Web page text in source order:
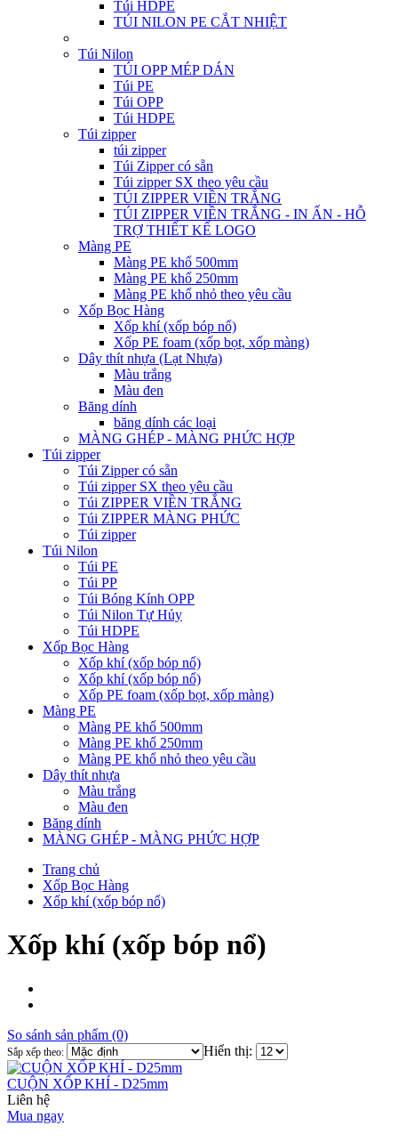
Túi HDPE
TÚI NILON PE CẮT NHIỆT
Túi Nilon
TÚI OPP MÉP DÁN
Túi PE
Túi OPP
Túi HDPE
Túi zipper
túi zipper
Túi Zipper có sẵn
Túi zipper SX theo yêu cầu
TÚI ZIPPER VIỀN TRẮNG
TÚI ZIPPER VIỀN TRẮNG - IN ẤN - HỖ
TRỢ THIẾT KẾ LOGO
Màng PE
Màng PE khổ 500mm
Màng PE khổ 250mm
Màng PE khổ nhỏ theo yêu cầu
Xốp Bọc Hàng
Xốp khí (xốp bóp nổ)
Xốp PE foam (xốp bọt, xốp màng)
Dây thít nhựa (Lạt Nhựa)
Màu trắng
Màu đen
Băng dính
băng dính các loại
MÀNG GHÉP - MÀNG PHỨC HỢP
Túi zipper
Túi Zipper có sẵn
Túi zipper SX theo yêu cầu
Túi ZIPPER VIỀN TRẮNG
Túi ZIPPER MÀNG PHỨC
Túi zipper
Túi Nilon
Túi PE
Túi PP
Túi Bóng Kính OPP
Túi Nilon Tự Hủy
Túi HDPE
Xốp Bọc Hàng
Xốp khí (xốp bóp nổ)
Xốp khí (xốp bóp nổ)
Xốp PE foam (xốp bọt, xốp màng)
Màng PE
Màng PE khổ 500mm
Màng PE khổ 250mm
Màng PE khổ nhỏ theo yêu cầu
Dây thít nhựa
Màu trắng
Màu đen
Băng dính
MÀNG GHÉP - MÀNG PHỨC HỢP
Trang chủ
Xốp Bọc Hàng
Xốp khí (xốp bóp nổ)
Xốp khí (xốp bóp nổ)
So sánh sản phẩm (0)
Sắp xếp theo: Hiển thị:
CUỘN XỐP KHÍ - D25mm
Liên hệ
Mua ngay